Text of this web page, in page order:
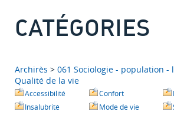
CATÉGORIES
Archirès > 061 Sociologie - population -
Qualité de la vie
Accessibilité Confort
Insalubrité
Mode de vie